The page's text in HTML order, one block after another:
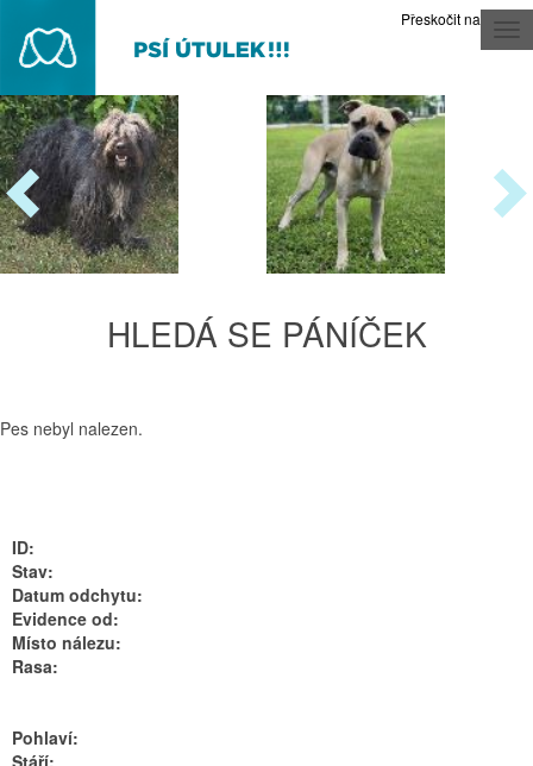
Přeskočit na obsah
HLEDÁ SE PÁNÍČEK
Pes nebyl nalezen.
ID:
Stav:
Datum odchytu:
Evidence od:
Místo nálezu:
Rasa:
Pohlaví:
Stáří: